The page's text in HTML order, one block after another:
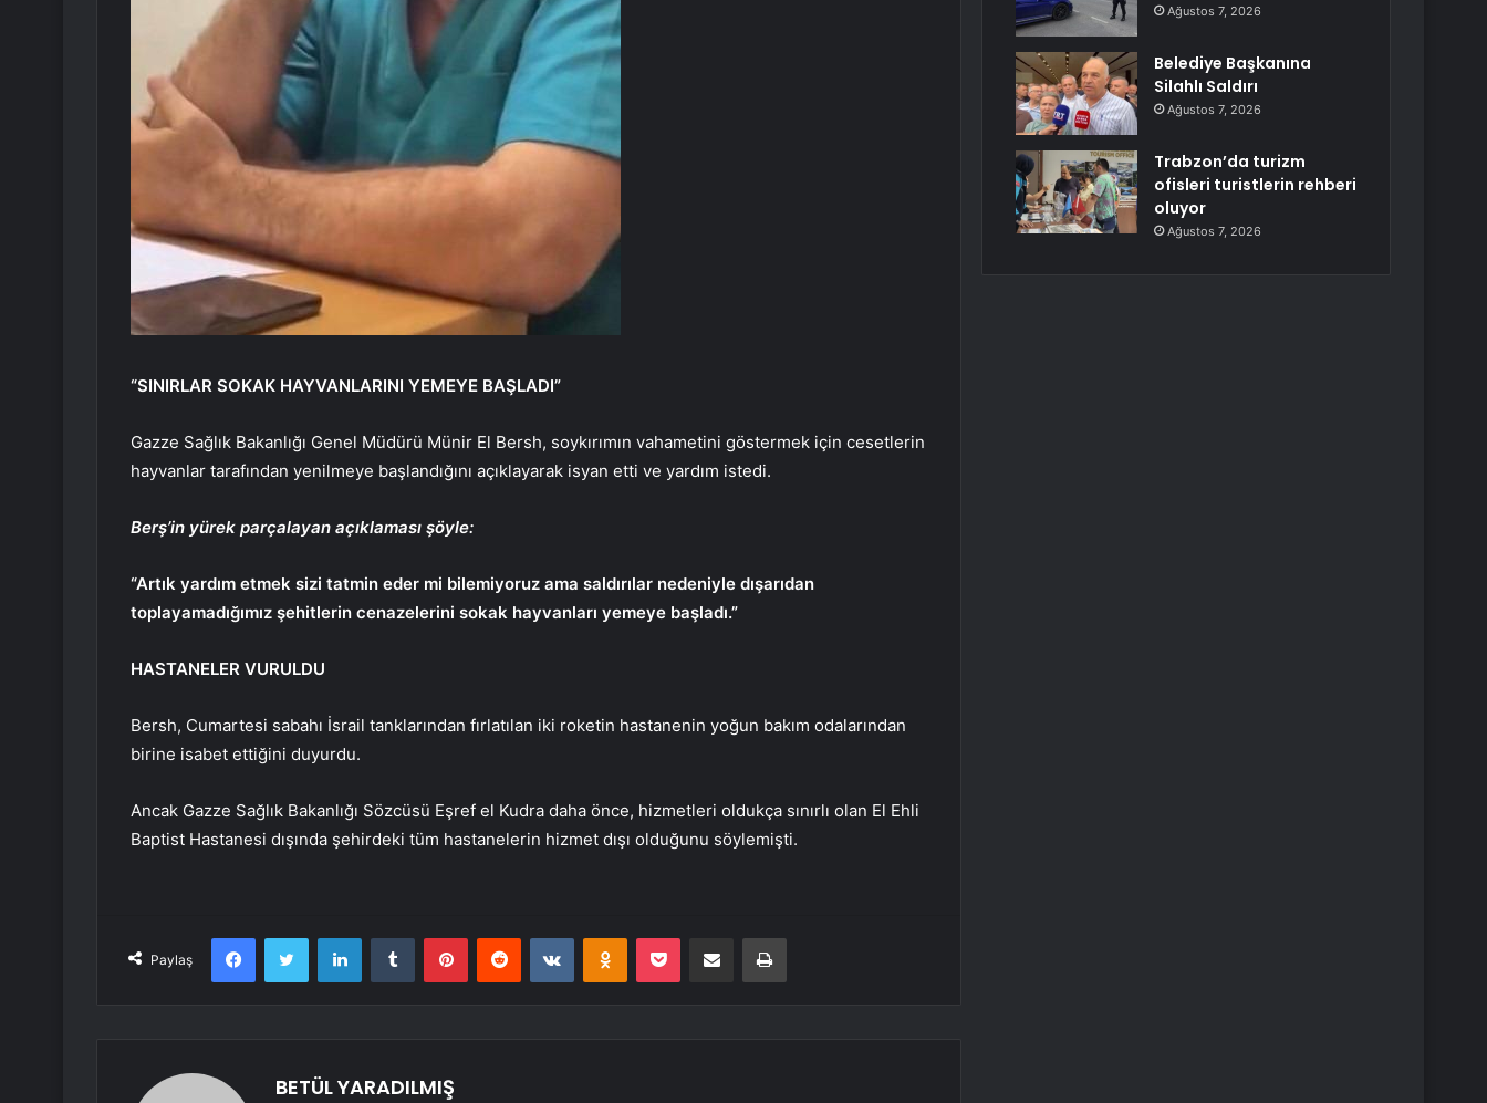
“SINIRLAR SOKAK HAYVANLARINI YEMEYE BAŞLADI”
Gazze Sağlık Bakanlığı Genel Müdürü Münir El Bersh, soykırımın vahametini göstermek için cesetlerin
hayvanlar tarafından yenilmeye başlandığını açıklayarak isyan etti ve yardım istedi.
Berş’in yürek parçalayan açıklaması şöyle:
“Artık yardım etmek sizi tatmin eder mi bilemiyoruz ama saldırılar nedeniyle dışarıdan
toplayamadığımız şehitlerin cenazelerini sokak hayvanları yemeye başladı.”
HASTANELER VURULDU
Bersh, Cumartesi sabahı İsrail tanklarından fırlatılan iki roketin hastanenin yoğun bakım odalarından
birine isabet ettiğini duyurdu.
Ancak Gazze Sağlık Bakanlığı Sözcüsü Eşref el Kudra daha önce, hizmetleri oldukça sınırlı olan El Ehli
Baptist Hastanesi dışında şehirdeki tüm hastanelerin hizmet dışı olduğunu söylemişti.
Paylaş
FacebookTwitter LinkedInTumblr PinterestReddit VKontakteOdnoklassniki
Pocket E-Posta ile paylaş Yazdır
BETÜL YARADILMIŞ
Ağustos 7, 2026
Belediye Başkanına
Silahlı Saldırı
Ağustos 7, 2026
Trabzon’da turizm
ofisleri turistlerin rehberi
oluyor
Ağustos 7, 2026